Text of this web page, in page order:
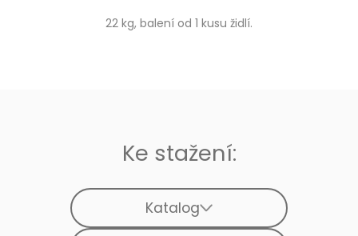
22 kg, balení od 1 kusu židlí.
Ke stažení:
Katalog